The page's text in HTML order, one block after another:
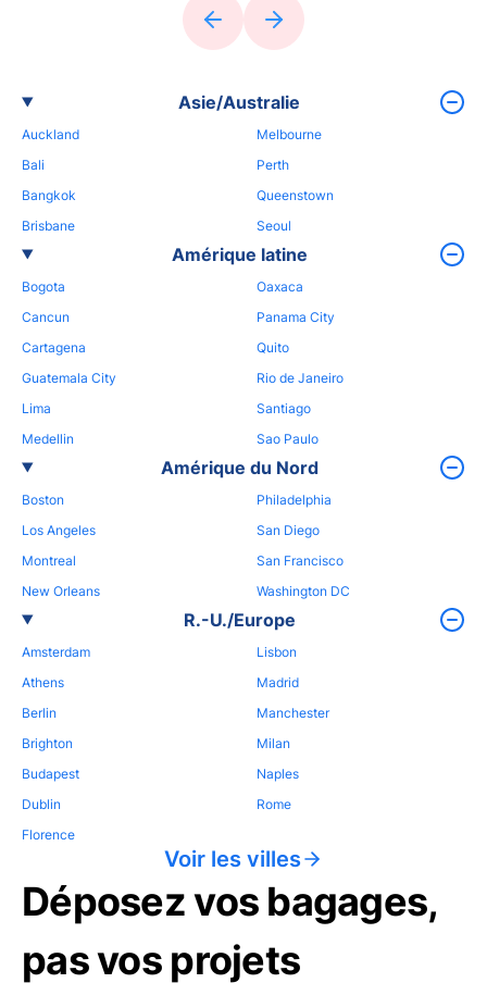
Asie/Australie
Auckland
Bali
Bangkok
Brisbane
Melbourne
Perth
Queenstown
Seoul
Amérique latine
Bogota
Cancun
Cartagena
Guatemala City
Lima
Medellin
Oaxaca
Panama City
Quito
Rio de Janeiro
Santiago
Sao Paulo
Amérique du Nord
Boston
Los Angeles
Montreal
New Orleans
Philadelphia
San Diego
San Francisco
Washington DC
R.-U./Europe
Amsterdam
Athens
Berlin
Brighton
Budapest
Dublin
Florence
Lisbon
Madrid
Manchester
Milan
Naples
Rome
Voir les villes
Déposez vos bagages,
pas vos projets